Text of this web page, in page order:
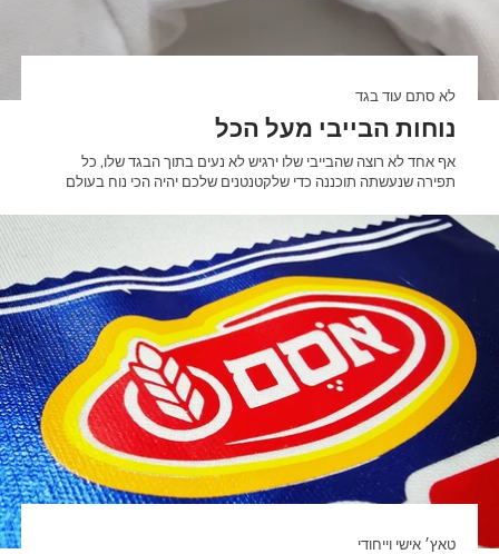
לא סתם עוד בגד
נוחות הבייבי מעל הכל
אף אחד לא רוצה שהבייבי שלו ירגיש לא נעים בתוך הבגד שלו, כל
תפירה שנעשתה תוכננה כדי שלקטנטנים שלכם יהיה הכי נוח בעולם
טאץ׳ אישי וייחודי